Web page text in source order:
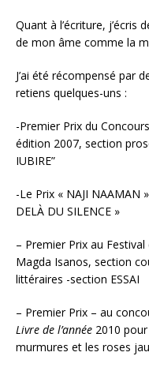
Quant à l’écriture,
de mon âme comme la
J’ai été récompensé par
retiens quelques-uns :
-Premier Prix du
édition 2007, section
IUBIRE”
-Le Prix « NAJI NAAMAN
DELÀ DU SILENCE »
– Premier Prix au
Magda Isanos, section
littéraires -section ESSAI
– Premier Prix – au
Livre de l’année 2010
murmures et les roses